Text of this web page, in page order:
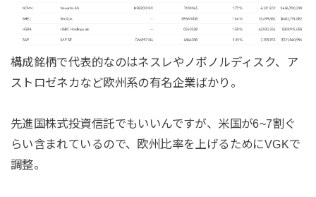
構成銘柄で代表的なのはネスレやノボノルディスク、ア
ストロゼネカなど欧州系の有名企業ばかり。
先進国株式投資信託でもいいんですが、米国が6~7割ぐ
らい含まれているので、欧州比率を上げるためにVGKで
調整。